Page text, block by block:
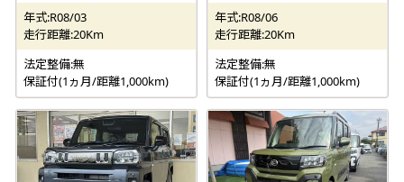
年式:R08/03
走行距離:20Km
法定整備:無
保証付(1ヵ月/距離1,000km)
年式:R08/06
走行距離:20Km
法定整備:無
保証付(1ヵ月/距離1,000km)